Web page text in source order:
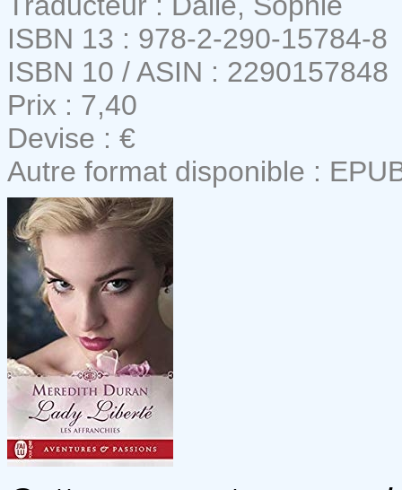
ISBN 13 : 978-2-290-15784-8
ISBN 10 / ASIN : 2290157848
Prix : 7,40
Devise : €
Autre format disponible :